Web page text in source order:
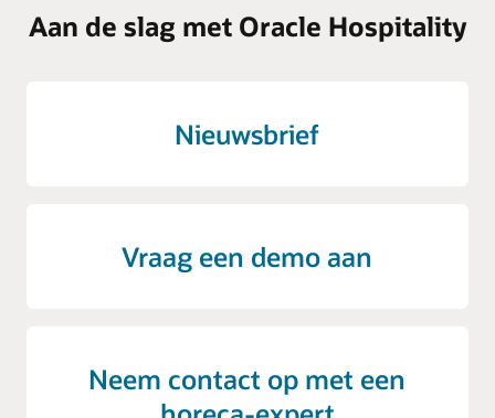
Aan de slag met Oracle Hospitality
Nieuwsbrief
Vraag een demo aan
Neem contact op met een